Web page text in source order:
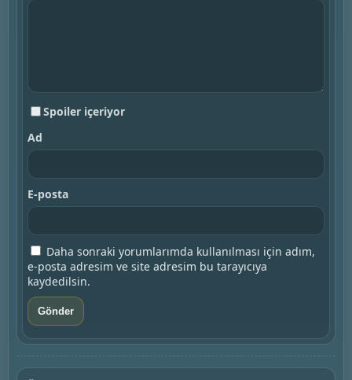
Spoiler içeriyor
Ad
E-posta
Daha sonraki yorumlarımda kullanılması için adım,
e-posta adresim ve site adresim bu tarayıcıya
kaydedilsin.